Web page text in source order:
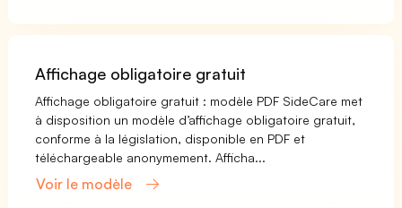
Affichage obligatoire gratuit
Affichage obligatoire gratuit : modèle PDF SideCare met
à disposition un modèle d’affichage obligatoire gratuit,
conforme à la législation, disponible en PDF et
téléchargeable anonymement. Afficha...
Voir le modèle